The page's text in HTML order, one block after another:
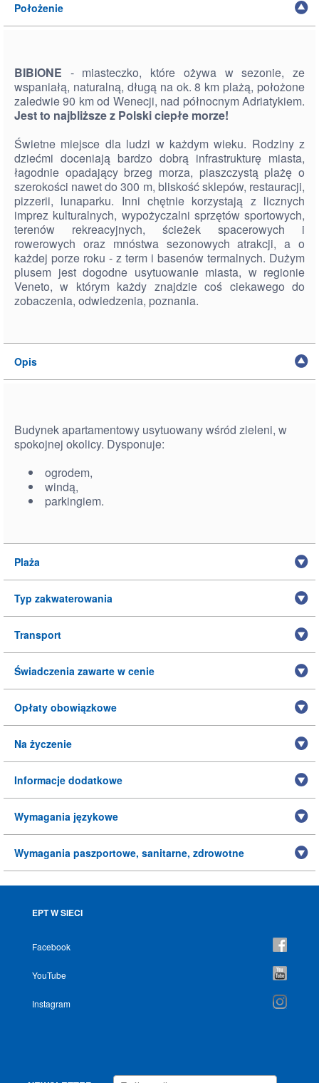
Położenie
BIBIONE - miasteczko, które ożywa w sezonie, ze
wspaniałą, naturalną, długą na ok. 8 km plażą, położone
zaledwie 90 km od Wenecji, nad północnym Adriatykiem.
Jest to najbliższe z Polski ciepłe morze!
Świetne miejsce dla ludzi w każdym wieku. Rodziny z
dziećmi doceniają bardzo dobrą infrastrukturę miasta,
łagodnie opadający brzeg morza, piaszczystą plażę o
szerokości nawet do 300 m, bliskość sklepów, restauracji,
pizzerii, lunaparku. Inni chętnie korzystają z licznych
imprez kulturalnych, wypożyczalni sprzętów sportowych,
terenów rekreacyjnych, ścieżek spacerowych i
rowerowych oraz mnóstwa sezonowych atrakcji, a o
każdej porze roku - z term i basenów termalnych. Dużym
plusem jest dogodne usytuowanie miasta, w regionie
Veneto, w którym każdy znajdzie coś ciekawego do
zobaczenia, odwiedzenia, poznania.
Opis
Budynek apartamentowy usytuowany wśród zieleni, w
spokojnej okolicy. Dysponuje:
ogrodem,
windą,
parkingiem.
Plaża
Typ zakwaterowania
Transport
Świadczenia zawarte w cenie
Opłaty obowiązkowe
Na życzenie
Informacje dodatkowe
Wymagania językowe
Wymagania paszportowe, sanitarne, zdrowotne
EPT W SIECI
Facebook
YouTube
Instagram